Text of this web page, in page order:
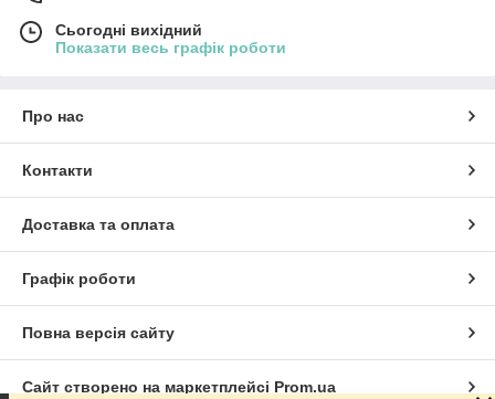
Сьогодні вихідний
Показати весь графік роботи
Про нас
Контакти
Доставка та оплата
Графік роботи
Повна версія сайту
Сайт створено на маркетплейсі Prom.ua